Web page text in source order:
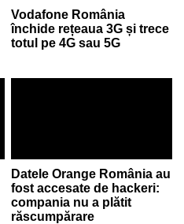
Vodafone România
închide rețeaua 3G și trece
totul pe 4G sau 5G
Datele Orange România au
fost accesate de hackeri:
compania nu a plătit
răscumpărare